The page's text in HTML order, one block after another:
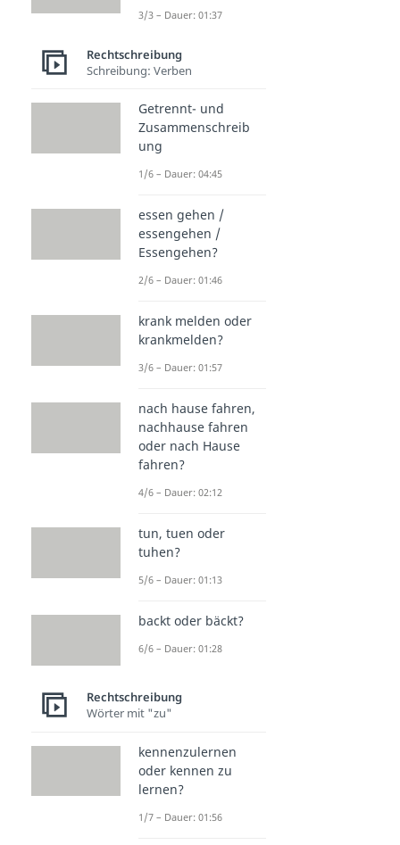
3/3 – Dauer: 01:37
Rechtschreibung
Schreibung: Verben
Getrennt- und
Zusammenschreib
ung
1/6 – Dauer: 04:45
essen gehen /
essengehen /
Essengehen?
2/6 – Dauer: 01:46
krank melden oder
krankmelden?
3/6 – Dauer: 01:57
nach hause fahren,
nachhause fahren
oder nach Hause
fahren?
4/6 – Dauer: 02:12
tun, tuen oder
tuhen?
5/6 – Dauer: 01:13
backt oder bäckt?
6/6 – Dauer: 01:28
Rechtschreibung
Wörter mit "zu"
kennenzulernen
oder kennen zu
lernen?
1/7 – Dauer: 01:56